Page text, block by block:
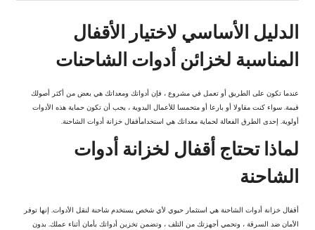
الدليل الأساسي لاختيار الأقفال
المناسبة لخزائن أدوات الشاحنات
عندما تكون على الطريق أو تعمل في مشروع ، فإن أدواتك ومعداتك هي بعض من أكثر أصولك
قيمة. سواء كنت مقاولا أو بارعا أو متحمسا للأعمال اليدوية ، يجب أن تكون حماية هذه الأدوات
أولوية. إحدى الطرق الفعالة لحماية معداتك هي استخدامأقفال خزانة أدوات الشاحنة.
لماذا تحتاج أقفال لخزانة أدوات
الشاحنة
أقفال خزانة أدوات الشاحنة هي استثمار حيوي لأي شخص يستخدم شاحنة لنقل الأدوات. إنها توفر
الأمان ضد السرقة ، وتحمي أجهزتك من التلف ، وتضمن تخزين أدواتك بأمان أثناء عملك. بدون